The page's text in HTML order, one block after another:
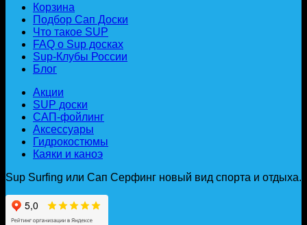
Корзина
Подбор Сап Доски
Что такое SUP
FAQ о Sup досках
Sup-Клубы России
Блог
Акции
SUP доски
САП-фойлинг
Аксессуары
Гидрокостюмы
Каяки и каноэ
Sup Surfing или Сап Серфинг новый вид спорта и отдыха.